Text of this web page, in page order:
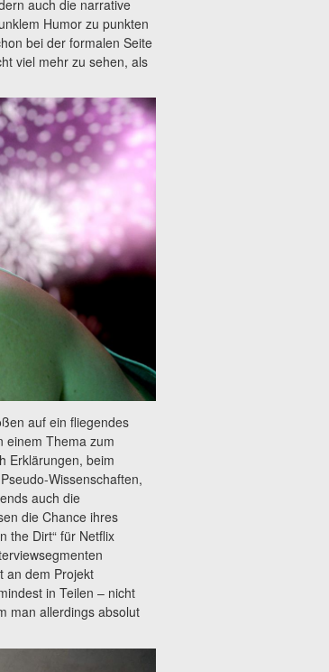
auch die narrative
Humor zu punkten
bei der formalen Seite
viel mehr zu sehen, als
auf ein fliegendes
einem Thema zum
Erklärungen, beim
Wissenschaften,
auch die
die Chance ihres
the Dirt“ für Netflix
an dem Projekt
in Teilen – nicht
man allerdings absolut